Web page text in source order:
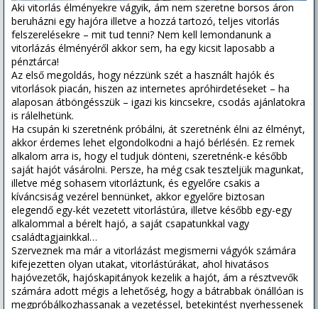
Aki vitorlás élményekre vágyik, ám nem szeretne borsos áron
beruházni egy hajóra illetve a hozzá tartozó, teljes vitorlás
felszerelésekre – mit tud tenni? Nem kell lemondanunk a
vitorlázás élményéről akkor sem, ha egy kicsit laposabb a
pénztárca!
Az első megoldás, hogy nézzünk szét a használt hajók és
vitorlások piacán, hiszen az internetes apróhirdetéseket – ha
alaposan átböngésszük – igazi kis kincsekre, csodás ajánlatokra
is rálelhetünk.
Ha csupán ki szeretnénk próbálni, át szeretnénk élni az élményt,
akkor érdemes lehet elgondolkodni a hajó bérlésén. Ez remek
alkalom arra is, hogy el tudjuk dönteni, szeretnénk-e később
saját hajót vásárolni. Persze, ha még csak teszteljük magunkat,
illetve még sohasem vitorláztunk, és egyelőre csakis a
kíváncsiság vezérel bennünket, akkor egyelőre biztosan
elegendő egy-két vezetett vitorlástúra, illetve később egy-egy
alkalommal a bérelt hajó, a saját csapatunkkal vagy
családtagjainkkal…
Szerveznek ma már a vitorlázást megismerni vágyók számára
kifejezetten olyan utakat, vitorlástúrákat, ahol hivatásos
hajóvezetők, hajóskapitányok kezelik a hajót, ám a résztvevők
számára adott mégis a lehetőség, hogy a bátrabbak önállóan is
megpróbálkozhassanak a vezetéssel, betekintést nyerhessenek